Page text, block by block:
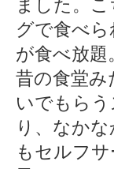
ました。
グで食べ
が食べ放
昔の食堂
いでもら
り、なか
もセルフ